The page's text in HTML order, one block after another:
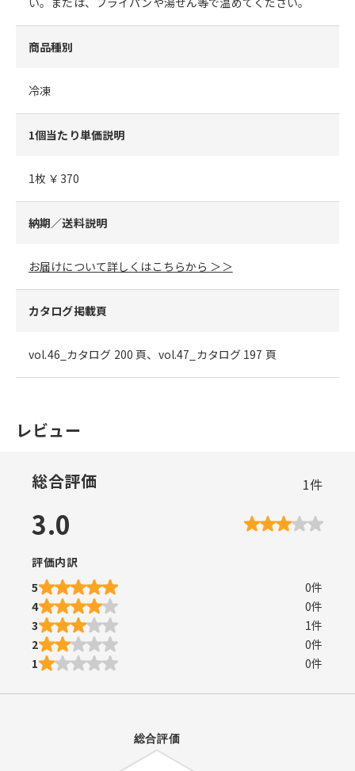
商品種別
冷凍
1個当たり単価説明
1枚 ￥370
納期／送料説明
お届けについて詳しくはこちらから ＞＞
カタログ掲載頁
vol.46_カタログ 200 頁、vol.47_カタログ 197 頁
レビュー
総合評価 1件
3.0
評価内訳
5
0件
4
0件
3
1件
2
0件
1
0件